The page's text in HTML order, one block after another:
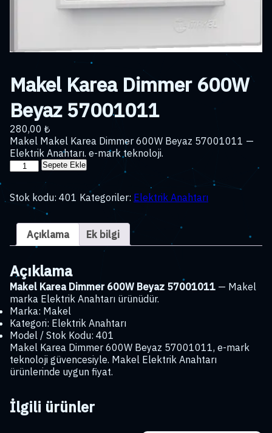
Makel Karea Dimmer 600W
Beyaz 57001011
280,00 ₺
Makel Makel Karea Dimmer 600W Beyaz 57001011 —
Elektrik Anahtarı. e-mark teknoloji.
Makel
600W
Beyaz
57001011
adet
Sepete Ekle
Stok kodu: 401 Kategoriler: Elektrik Anahtarı
Açıklama Ek bilgi
Açıklama
Makel Karea Dimmer 600W Beyaz 57001011 — Makel
marka Elektrik Anahtarı ürünüdür.
Marka: Makel
Kategori: Elektrik Anahtarı
Model / Stok Kodu: 401
Makel Karea Dimmer 600W Beyaz 57001011, e-mark
teknoloji güvencesiyle. Makel Elektrik Anahtarı
ürünlerinde uygun fiyat.
İlgili ürünler